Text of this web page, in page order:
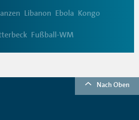
Libanon Ebola Kongo
Fußball-WM
Nach Oben